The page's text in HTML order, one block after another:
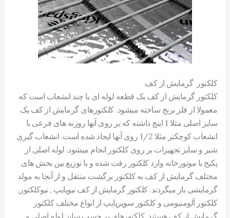
کلکتور گرمایش از کف
کلکتور گرمایش از کف یک قطعه لوله ای با چند انشعاب است که
معمولا از فلز برنج ساخته میشود. کلکتورهای گرمایش از کف یک
سایز اصلی مثلا 1 اینچ داشته که بر روی آنها روزنه های فرعی با
انشعاب کوچکتر مثلا 1/2 روی آنها ایجاد شده است. انشعاب گیری
شیر و سایز تجهیزات بر روی کلکتور انجام میشود. لوله اصلی از
پکیج یا موتورخانه وارد کلکتور رفت شده و با توزیع بین بخش های
مختلف گرمایش از کف به کلکتور برگشت منتقل و از آنجا به مولد
گرمایشی باز میگردند. کلکتور گرمایش از کف نیوپایپ , نیوکلکتور,
کلکتور آلومنیومی و کلکتور سوپرپایپ از انواع مختلف کلکتور